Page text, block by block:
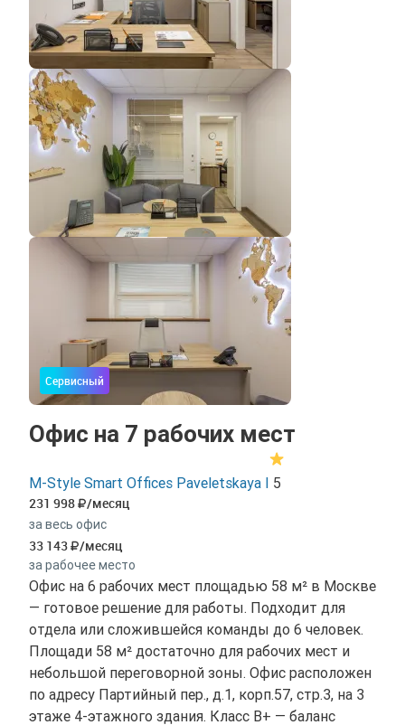
Сервисный
Офис на 7 рабочих мест
M-Style Smart Offices Paveletskaya I 5
231 998 /месяц
за весь офис
33 143 /месяц
за рабочее место
Офис на 6 рабочих мест площадью 58 м² в Москве
— готовое решение для работы. Подходит для
отдела или сложившейся команды до 6 человек.
Площади 58 м² достаточно для рабочих мест и
небольшой переговорной зоны. Офис расположен
по адресу Партийный пер., д.1, корп.57, стр.3, на 3
этаже 4-этажного здания. Класс B+ — баланс